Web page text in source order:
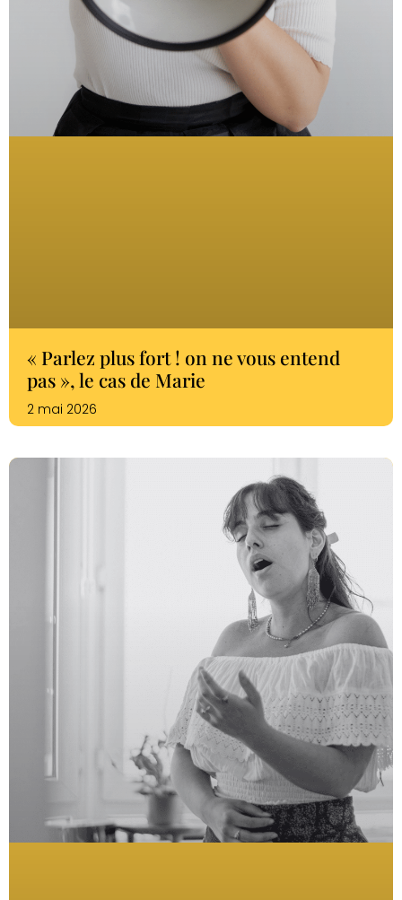
« Parlez plus fort ! on ne vous entend
pas », le cas de Marie
2 mai 2026